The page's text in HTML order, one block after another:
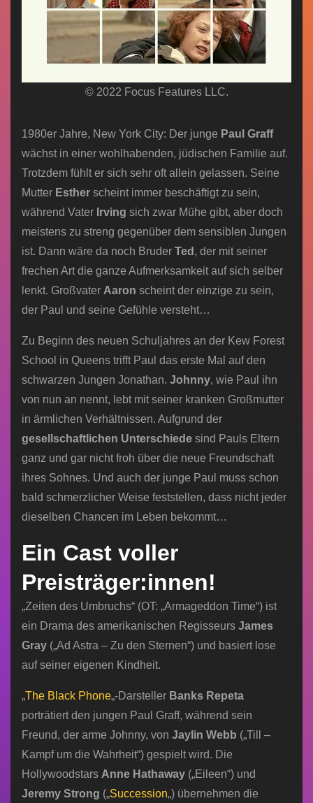
© 2022 Focus Features LLC.
1980er Jahre, New York City: Der junge Paul Graff
wächst in einer wohlhabenden, jüdischen Familie auf.
Trotzdem fühlt er sich sehr oft allein gelassen. Seine
Mutter Esther scheint immer beschäftigt zu sein,
während Vater Irving sich zwar Mühe gibt, aber doch
meistens zu streng gegenüber dem sensiblen Jungen
ist. Dann wäre da noch Bruder Ted , der mit seiner
frechen Art die ganze Aufmerksamkeit auf sich selber
lenkt. Großvater Aaron scheint der einzige zu sein,
der Paul und seine Gefühle versteht…
Zu Beginn des neuen Schuljahres an der Kew Forest
School in Queens trifft Paul das erste Mal auf den
schwarzen Jungen Jonathan. Johnny, wie Paul ihn
von nun an nennt, lebt mit seiner kranken Großmutter
in ärmlichen Verhältnissen. Aufgrund der
gesellschaftlichen Unterschiede sind Pauls Eltern
ganz und gar nicht froh über die neue Freundschaft
ihres Sohnes. Und auch der junge Paul muss schon
bald schmerzlicher Weise feststellen, dass nicht jeder
dieselben Chancen im Leben bekommt…
Ein Cast voller
Preisträger:innen!
„Zeiten des Umbruchs“ (OT: „Armageddon Time“) ist
ein Drama des amerikanischen Regisseurs James
Gray („Ad Astra – Zu den Sternen“) und basiert lose
auf seiner eigenen Kindheit.
„The Black Phone„-Darsteller Banks Repeta
porträtiert den jungen Paul Graff, während sein
Freund, der arme Johnny, von Jaylin Webb („Till –
Kampf um die Wahrheit“) gespielt wird. Die
Hollywoodstars Anne Hathaway („Eileen“) und
Jeremy Strong („Succession„) übernehmen die